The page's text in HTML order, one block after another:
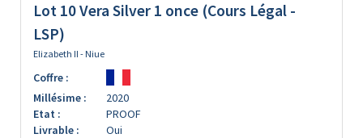
Lot 10 Vera Silver 1 once (Cours Légal -
LSP)
Elizabeth II - Niue
Coffre :
Millésime :
2020
Etat :
PROOF
Livrable :
Oui